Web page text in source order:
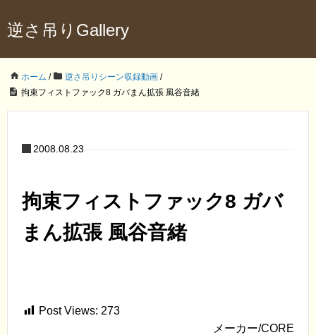
逆さ吊りGallery
ホーム / 逆さ吊りシーン収録動画 /
拘束フィストファック8 ガバまん拡張 風谷音緒
2008.08.23
拘束フィストファック8 ガバ
まん拡張 風谷音緒
Post Views: 273
メーカー/CORE